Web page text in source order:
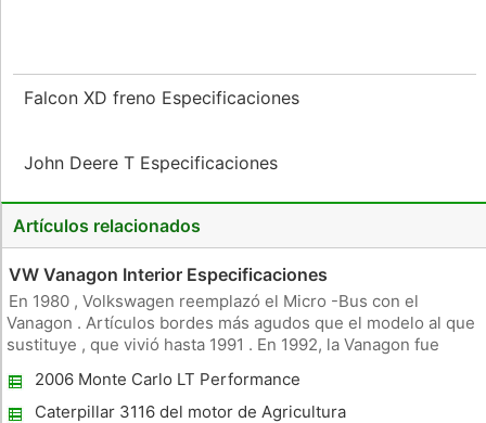
Falcon XD freno Especificaciones
John Deere T Especificaciones
Artículos relacionados
VW Vanagon Interior Especificaciones
En 1980 , Volkswagen reemplazó el Micro -Bus con el
Vanagon . Artículos bordes más agudos que el modelo al que
sustituye , que vivió hasta 1991 . En 1992, la Vanagon fue
como camionetas , furgonetas camper y con una
configuración de un camión
2006 Monte Carlo LT Performance
Caterpillar 3116 del motor de Agricultura